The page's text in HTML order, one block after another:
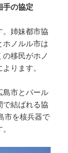
の協定
。姉妹都市協
ホノルル市は
移民がホノ
ります。
島市とパール
で結ばれる協
市を核兵器で